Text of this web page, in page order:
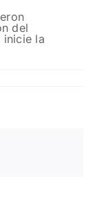
del
inicie la